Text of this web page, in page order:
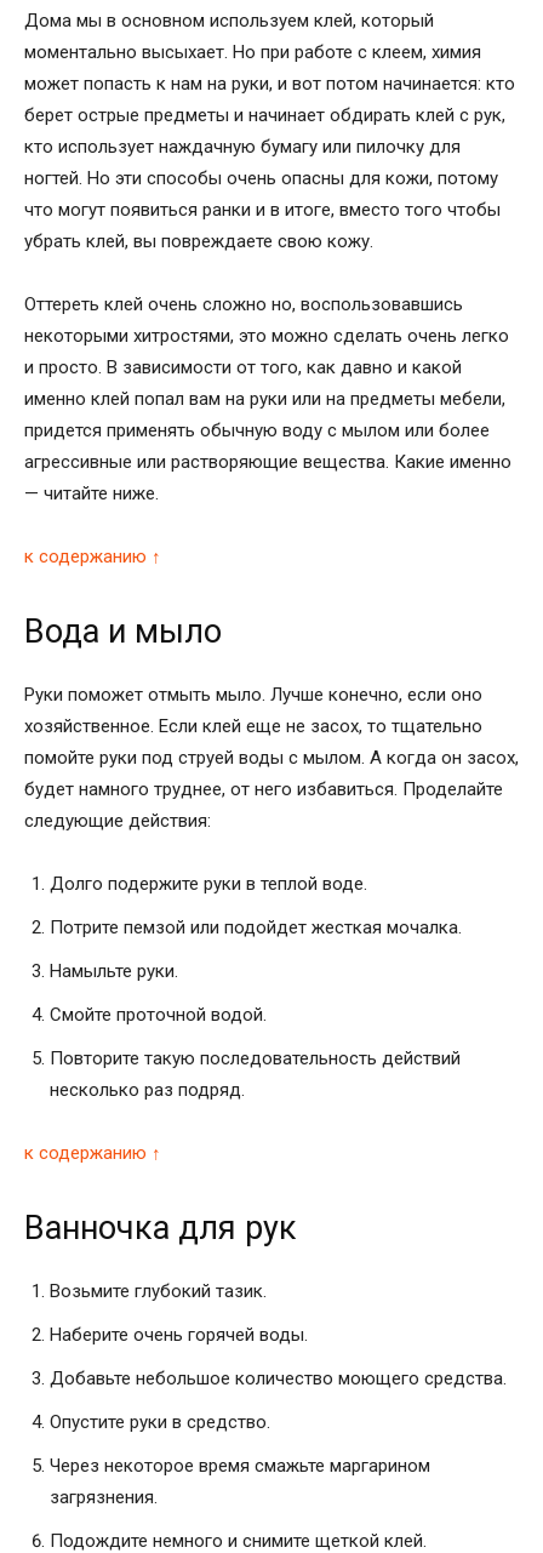
Дома мы в основном используем клей, который
моментально высыхает. Но при работе с клеем, химия
может попасть к нам на руки, и вот потом начинается: кто
берет острые предметы и начинает обдирать клей с рук,
кто использует наждачную бумагу или пилочку для
ногтей. Но эти способы очень опасны для кожи, потому
что могут появиться ранки и в итоге, вместо того чтобы
убрать клей, вы повреждаете свою кожу.
Оттереть клей очень сложно но, воспользовавшись
некоторыми хитростями, это можно сделать очень легко
и просто. В зависимости от того, как давно и какой
именно клей попал вам на руки или на предметы мебели,
придется применять обычную воду с мылом или более
агрессивные или растворяющие вещества. Какие именно
— читайте ниже.
к содержанию ↑
Вода и мыло
Руки поможет отмыть мыло. Лучше конечно, если оно
хозяйственное. Если клей еще не засох, то тщательно
помойте руки под струей воды с мылом. А когда он засох,
будет намного труднее, от него избавиться. Проделайте
следующие действия:
Долго подержите руки в теплой воде.
Потрите пемзой или подойдет жесткая мочалка.
Намыльте руки.
Смойте проточной водой.
Повторите такую последовательность действий
несколько раз подряд.
к содержанию ↑
Ванночка для рук
Возьмите глубокий тазик.
Наберите очень горячей воды.
Добавьте небольшое количество моющего средства.
Опустите руки в средство.
Через некоторое время смажьте маргарином
загрязнения.
Подождите немного и снимите щеткой клей.